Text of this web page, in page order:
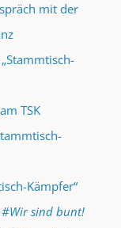
mit der
TSK
Kämpfer“
#Wir sind bunt!